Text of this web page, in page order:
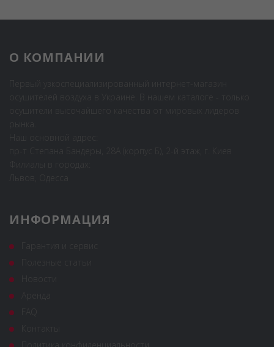
О КОМПАНИИ
ИНФОРМАЦИЯ